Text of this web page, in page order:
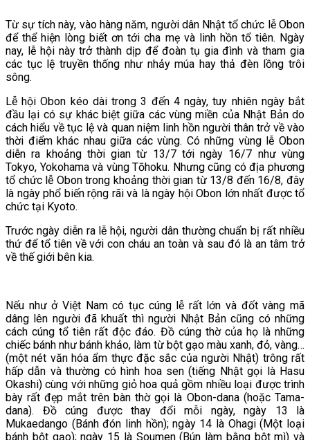
Từ sự tích này, vào hàng năm, người dân Nhật tổ chức lễ Obon
để thể hiện lòng biết ơn tới cha mẹ và linh hồn tổ tiên. Ngày
nay, lễ hội này trở thành dịp để đoàn tụ gia đình và tham gia
các tục lệ truyền thống như nhảy múa hay thả đèn lồng trôi
sông.
Lễ hội Obon kéo dài trong 3 đến 4 ngày, tuy nhiên ngày bắt
đầu lại có sự khác biệt giữa các vùng miền của Nhật Bản do
cách hiểu về tục lệ và quan niệm linh hồn người thân trở về vào
thời điểm khác nhau giữa các vùng. Có những vùng lễ Obon
diễn ra khoảng thời gian từ 13/7 tới ngày 16/7 như vùng
Tokyo, Yokohama và vùng Tōhoku. Nhưng cũng có địa phương
tổ chức lễ Obon trong khoảng thời gian từ 13/8 đến 16/8, đây
là ngày phổ biến rộng rãi và là ngày hội Obon lớn nhất được tổ
chức tại Kyoto.
Trước ngày diễn ra lễ hội, người dân thường chuẩn bị rất nhiều
thứ để tổ tiên về với con cháu an toàn và sau đó là an tâm trở
về thế giới bên kia.
Nếu như ở Việt Nam có tục cúng lễ rất lớn và đốt vàng mã
dâng lên người đã khuất thì người Nhật Bản cũng có những
cách cúng tổ tiên rất độc đáo. Đồ cúng thờ của họ là những
chiếc bánh như bánh khảo, làm từ bột gạo màu xanh, đỏ, vàng…
(một nét văn hóa ẩm thực đặc sắc của người Nhật) trông rất
hấp dẫn và thường có hình hoa sen (tiếng Nhật gọi là Hasu
Okashi) cùng với những giỏ hoa quả gồm nhiều loại được trình
bày rất đẹp mắt trên bàn thờ gọi là Obon-dana (hoặc Tama-
dana). Đồ cúng được thay đổi mỗi ngày, ngày 13 là
Mukaedango (Bánh đón linh hồn); ngày 14 là Ohagi (Một loại
bánh bột gạo); ngày 15 là Soumen (Bún làm bằng bột mì) và